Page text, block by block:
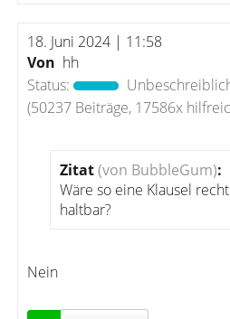
18. Juni 2024 | 11:58
Von hh
Status:
(50237 Beiträge, 17586x
Zitat(von BubbleGum):
Wäre so eine Klausel
haltbar?
Nein